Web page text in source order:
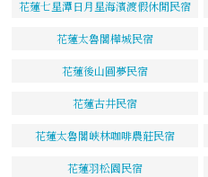
花蓮七星潭日月星海濱渡假休閒民宿
花蓮太魯閣樺城民宿
花蓮後山圓夢民宿
花蓮古井民宿
花蓮太魯閣峽林咖啡農莊民宿
花蓮羽松園民宿